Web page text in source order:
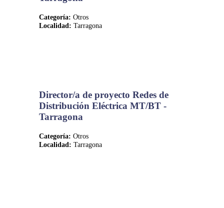
Categoría: Otros
Localidad: Tarragona
Director/a de proyecto Redes de
Distribución Eléctrica MT/BT -
Tarragona
Categoría: Otros
Localidad: Tarragona